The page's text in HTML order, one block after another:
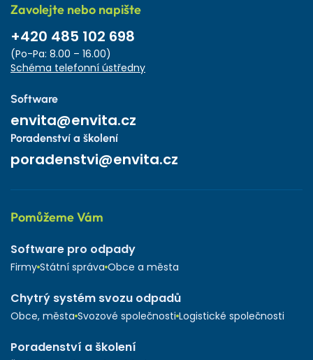
Zavolejte nebo napište
+420 485 102 698
(Po-Pa: 8.00 – 16.00)
Schéma telefonní ústředny
Software
envita@envita.cz
Poradenství a školení
poradenstvi@envita.cz
Pomůžeme Vám
Software pro odpady
Firmy Státní správa Obce a města
Chytrý systém svozu odpadů
Obce, města Svozové společnosti Logistické společnosti
Poradenství a školení